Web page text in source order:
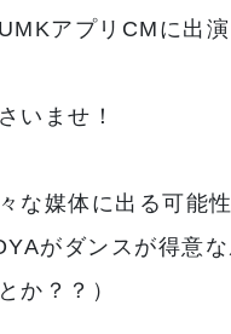
アプリCMに出
いませ！
な媒体に出る可能
がダンスが得意
か？？）